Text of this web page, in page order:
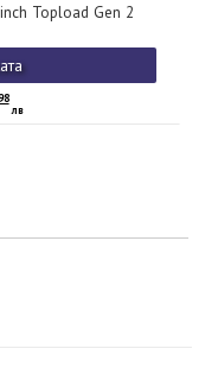
Topload Gen 2
лв